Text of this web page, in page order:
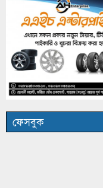
ফেসবুক